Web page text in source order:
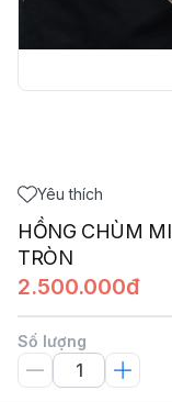
Yêu thích
HỒNG CHÙM
TRÒN
2.500.000đ
Số lượng